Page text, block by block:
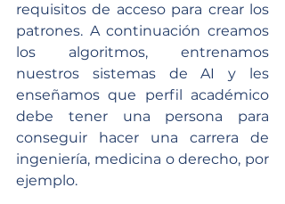
requisitos de acceso para crear los
patrones. A continuación creamos
los algoritmos, entrenamos
nuestros sistemas de AI y les
enseñamos que perfil académico
debe tener una persona para
conseguir hacer una carrera de
ingeniería, medicina o derecho, por
ejemplo.